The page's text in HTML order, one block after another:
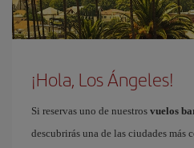
¡Hola, Los Ángeles!
Si reservas uno de nuestros vuelos
descubrirás una de las ciudades más